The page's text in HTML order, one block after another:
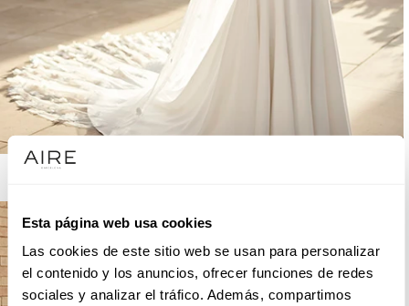
Esta página web usa cookies
Las cookies de este sitio web se usan para personalizar
el contenido y los anuncios, ofrecer funciones de redes
sociales y analizar el tráfico. Además, compartimos
AIRE BARCELONA